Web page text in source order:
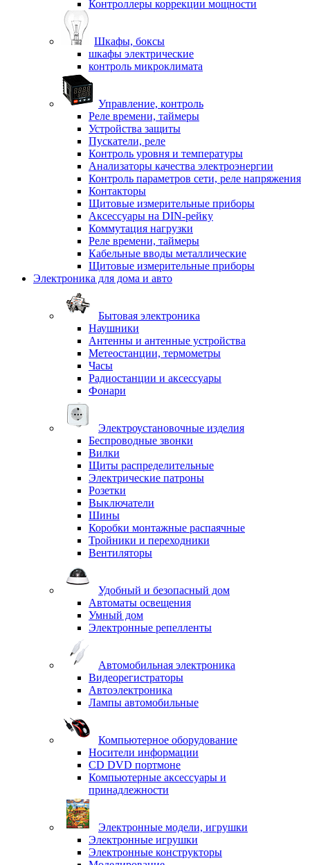
Контроллеры коррекции мощности
Шкафы, боксы
шкафы электрические
контроль микроклимата
Управление, контроль
Реле времени, таймеры
Устройства защиты
Пускатели, реле
Контроль уровня и температуры
Анализаторы качества электроэнергии
Контроль параметров сети, реле напряжения
Контакторы
Щитовые измерительные приборы
Аксессуары на DIN-рейку
Коммутация нагрузки
Реле времени, таймеры
Кабельные вводы металлические
Щитовые измерительные приборы
Электроника для дома и авто
Бытовая электроника
Наушники
Антенны и антенные устройства
Метеостанции, термометры
Часы
Радиостанции и аксессуары
Фонари
Электроустановочные изделия
Беспроводные звонки
Вилки
Щиты распределительные
Электрические патроны
Розетки
Выключатели
Шины
Коробки монтажные распаячные
Тройники и переходники
Вентиляторы
Удобный и безопасный дом
Автоматы освещения
Умный дом
Электронные репелленты
Автомобильная электроника
Видеорегистраторы
Автоэлектроника
Лампы автомобильные
Компьютерное оборудование
Носители информации
CD DVD портмоне
Компьютерные аксессуары и
принадлежности
Электронные модели, игрушки
Электронные игрушки
Электронные конструкторы